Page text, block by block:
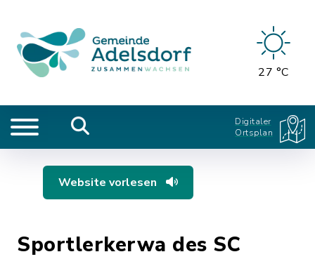
27 °C
Digitaler
Ortsplan
Website vorlesen
Sportlerkerwa des SC